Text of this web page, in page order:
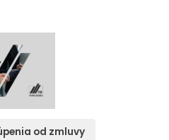
od zmluvy